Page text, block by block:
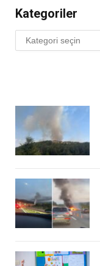
Kategoriler
Kategoriler